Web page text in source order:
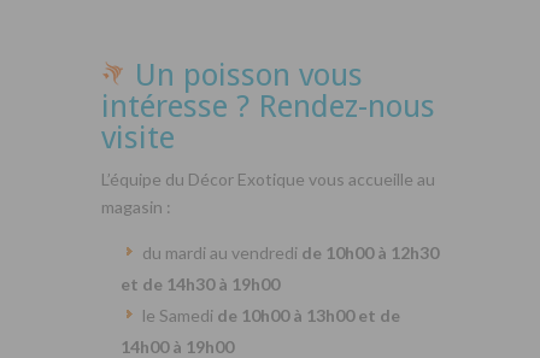
Un poisson vous
intéresse ? Rendez-nous
visite
L’équipe du Décor Exotique vous accueille au
magasin :
du mardi au vendredi de 10h00 à 12h30
et de 14h30 à 19h00
le Samedi de 10h00 à 13h00 et de
14h00 à 19h00